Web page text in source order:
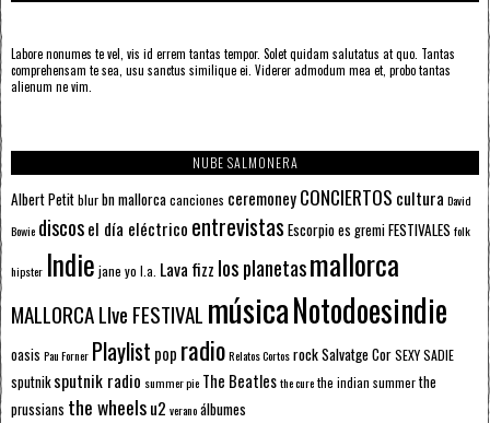
Labore nonumes te vel, vis id errem tantas tempor. Solet quidam salutatus at quo. Tantas
comprehensam te sea, usu sanctus similique ei. Viderer admodum mea et, probo tantas
alienum ne vim.
NUBE SALMONERA
Albert Petitblurbn mallorcacanciones ceremoneyCONCIERTOS cultura David
Bowie discosel día eléctrico entrevistas Escorpioes gremiFESTIVALES folk
hipster Indie jane yo l.a. Lava fizz los planetasmallorca
MALLORCA LIve FESTIVAL músicaNotodoesindie
oasis Pau Forner Playlist pop radioRelatos CortosrockSalvatge CorSEXY SADIE
sputnik sputnik radio summer pie The Beatlesthe curethe indian summerthe
prussians the wheelsu2 veranoálbumes